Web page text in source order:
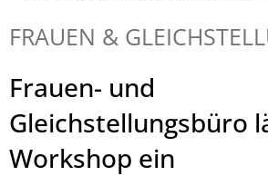
FRAUEN &
Frauen- und
Gleichstellungsbüro
Workshop ein